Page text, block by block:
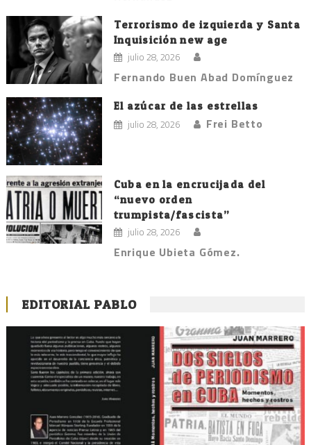
Terrorismo de izquierda y Santa
Inquisición new age
julio 28, 2026
Fernando Buen Abad Domínguez
El azúcar de las estrellas
julio 28, 2026 Frei Betto
Cuba en la encrucijada del
“nuevo orden
trumpista/fascista”
julio 28, 2026
Enrique Ubieta Gómez.
EDITORIAL PABLO